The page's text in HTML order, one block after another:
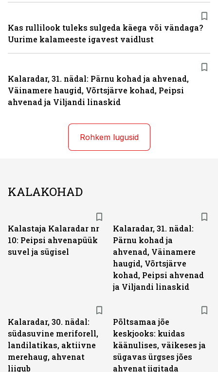
Kas rullilook tuleks sulgeda käega või vändaga?
Uurime kalameeste igavest vaidlust
Kalaradar, 31. nädal: Pärnu kohad ja ahvenad,
Väinamere haugid, Võrtsjärve kohad, Peipsi
ahvenad ja Viljandi linaskid
Rohkem lugusid
KALAKOHAD
Kalastaja Kalaradar nr
10: Peipsi ahvenapüük
suvel ja sügisel
Kalaradar, 31. nädal:
Pärnu kohad ja
ahvenad, Väinamere
haugid, Võrtsjärve
kohad, Peipsi ahvenad
ja Viljandi linaskid
Kalaradar, 30. nädal:
südasuvine meriforell,
landilatikas, aktiivne
merehaug, ahvenat
liigub
Põltsamaa jõe
keskjooks: kuidas
käänulises, väikeses ja
sügavas ürgses jões
ahvenat jigitada